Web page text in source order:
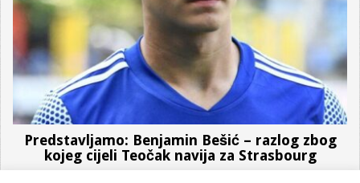
Predstavljamo: Benjamin Bešić – razlog zbog
kojeg cijeli Teočak navija za Strasbourg